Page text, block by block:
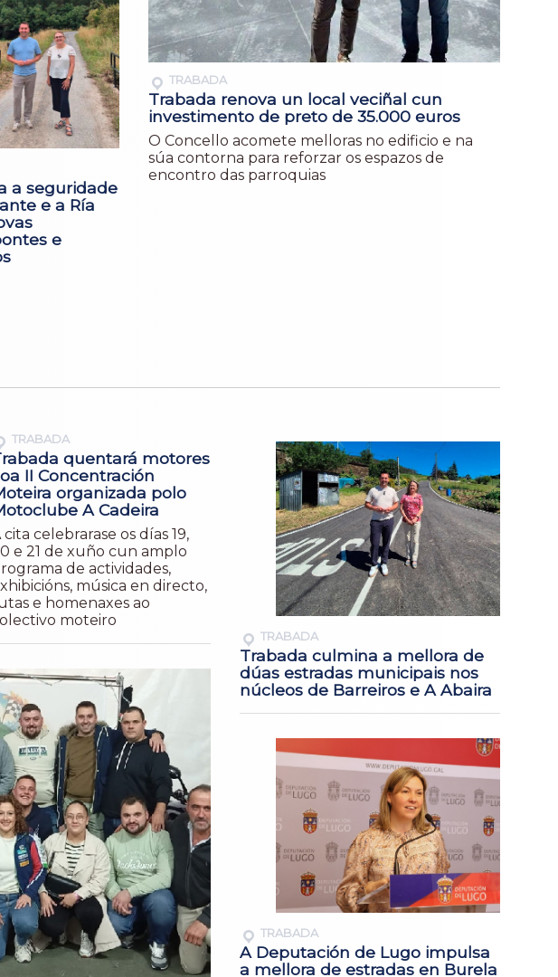
a seguridade
e a Ría
e
TRABADA
Trabada renova un local veciñal cun
investimento de preto de 35.000 euros
O Concello acomete melloras no edificio e na
súa contorna para reforzar os espazos de
encontro das parroquias
TRABADA
quentará motores
II Concentración
organizada polo
A Cadeira
cita celebrarase os días 19,
e 21 de xuño cun amplo
de actividades,
música en directo,
e homenaxes ao
moteiro
TRABADA
Trabada culmina a mellora de
dúas estradas municipais nos
núcleos de Barreiros e A Abaira
TRABADA
A Deputación de Lugo impulsa
a mellora de estradas en Burela